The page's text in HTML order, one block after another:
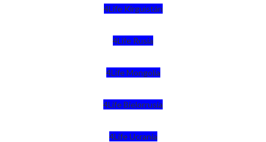
4Life Kirguistán
4Life Rusia
4Life Mongolia
4Life Bielorrusia
4Life Ucrania